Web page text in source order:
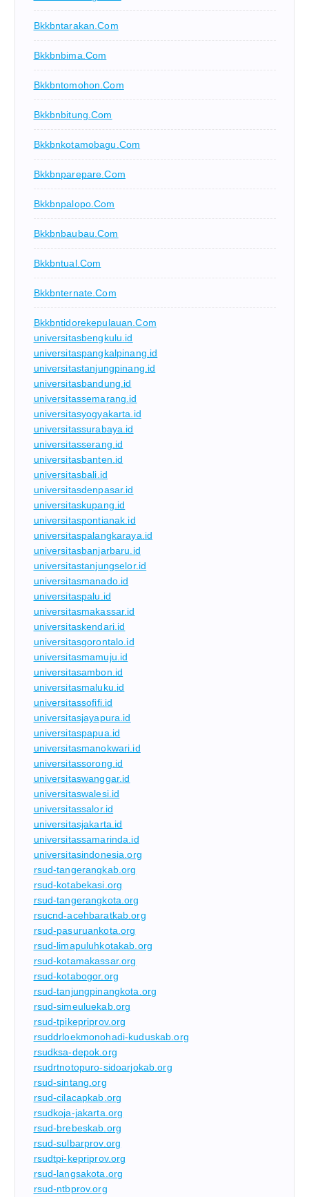
Bkkbntarakan.com
Bkkbnbima.com
Bkkbntomohon.com
Bkkbnbitung.com
Bkkbnkotamobagu.com
Bkkbnparepare.com
Bkkbnpalopo.com
Bkkbnbaubau.com
Bkkbntual.com
Bkkbnternate.com
Bkkbntidorekepulauan.com
universitasbengkulu.id
universitaspangkalpinang.id
universitastanjungpinang.id
universitasbandung.id
universitassemarang.id
universitasyogyakarta.id
universitassurabaya.id
universitasserang.id
universitasbanten.id
universitasbali.id
universitasdenpasar.id
universitaskupang.id
universitaspontianak.id
universitaspalangkaraya.id
universitasbanjarbaru.id
universitastanjungselor.id
universitasmanado.id
universitaspalu.id
universitasmakassar.id
universitaskendari.id
universitasgorontalo.id
universitasmamuju.id
universitasambon.id
universitasmaluku.id
universitassofifi.id
universitasjayapura.id
universitaspapua.id
universitasmanokwari.id
universitassorong.id
universitaswanggar.id
universitaswalesi.id
universitassalor.id
universitasjakarta.id
universitassamarinda.id
universitasindonesia.org
rsud-tangerangkab.org
rsud-kotabekasi.org
rsud-tangerangkota.org
rsucnd-acehbaratkab.org
rsud-pasuruankota.org
rsud-limapuluhkotakab.org
rsud-kotamakassar.org
rsud-kotabogor.org
rsud-tanjungpinangkota.org
rsud-simeuluekab.org
rsud-tpikepriprov.org
rsuddrloekmonohadi-kuduskab.org
rsudksa-depok.org
rsudrtnotopuro-sidoarjokab.org
rsud-sintang.org
rsud-cilacapkab.org
rsudkoja-jakarta.org
rsud-brebeskab.org
rsud-sulbarprov.org
rsudtpi-kepriprov.org
rsud-langsakota.org
rsud-ntbprov.org